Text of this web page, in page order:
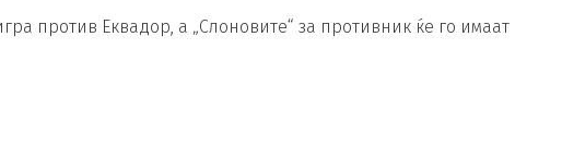
против Еквадор, а „Слоновите“ за противник ќе го имаат